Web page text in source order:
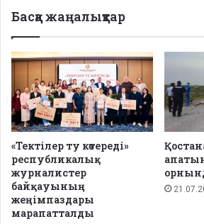
Басқа жаңалықтар
«Тектілер ту көтереді»
республикалық
журналистер
байқауының
жеңімпаздары
марапатталды